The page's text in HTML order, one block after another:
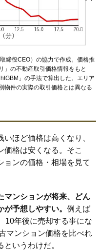
万円
)
ビで
をする
万円
ビで
をする
万円
)
締役CEO）の協力で作成。価格推
」の不動産取引価格情報をもと
」の手法で算出した。エリア
物件の実際の取引価格とは異なる
ほど価格は高くなり、
価格は安くなる。そこ
ョンの価格・相場を見て
マンションが将来、どん
予想しやすい。 例えば
10年後に売却する事にな
マンション価格を比べれ
いうわけだ。
町城北町
栄町ときわ泊村富田
永富士町堀木前田町
原駅
部駅近鉄富田駅霞ケ浦駅